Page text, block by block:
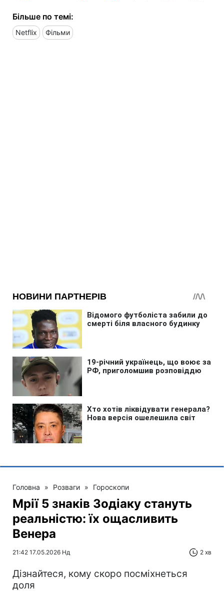
Більше по темі:
Netflix Фільми
Головна » Розваги » Гороскопи
Мрії 5 знаків Зодіаку стануть
реальністю: їх ощасливить
Венера
21:42 17.05.2026 Нд 2 хв
Дізнайтеся, кому скоро посміхнеться
доля